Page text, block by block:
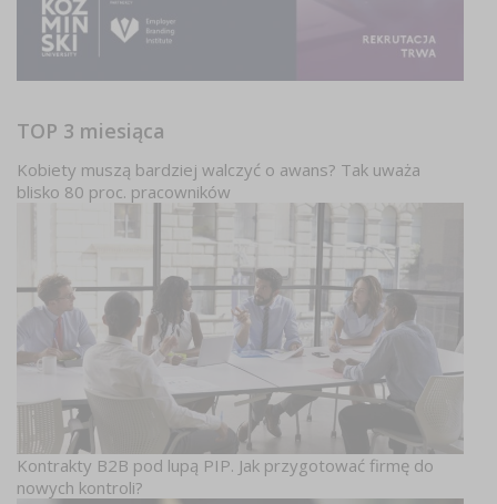
TOP 3 miesiąca
Kobiety muszą bardziej walczyć o awans? Tak uważa
blisko 80 proc. pracowników
Kontrakty B2B pod lupą PIP. Jak przygotować firmę do
nowych kontroli?